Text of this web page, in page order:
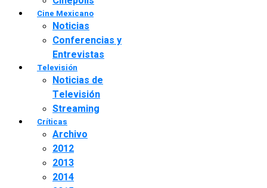
Cine Mexicano
Noticias
Conferencias y
Entrevistas
Televisión
Noticias de
Televisión
Streaming
Críticas
Archivo
2012
2013
2014